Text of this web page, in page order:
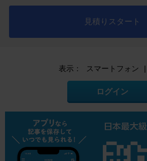
見積りスタート
表示： スマートフォン |
ログイン